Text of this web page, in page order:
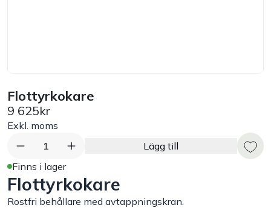
Arbetskläder
Flottyrkokare
9 625kr
Exkl. moms
1
Lägg till
Finns i lager
Flottyrkokare
Rostfri behållare med avtappningskran.